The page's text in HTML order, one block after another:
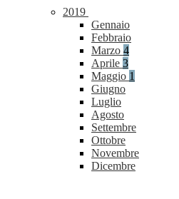
2019
Gennaio
Febbraio
Marzo 4
Aprile 3
Maggio 1
Giugno
Luglio
Agosto
Settembre
Ottobre
Novembre
Dicembre